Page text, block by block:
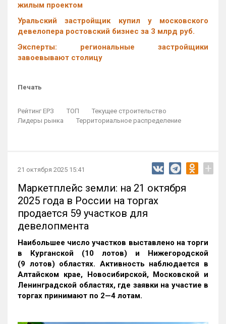
жилым проектом
Уральский застройщик купил у московского
девелопера ростовский бизнес за 3 млрд руб.
Эксперты: региональные застройщики
завоевывают столицу
Печать
Рейтинг ЕРЗ ТОП
Текущее строительство
Лидеры рынка
Территориальное распределение
21 октября 2025 15:41 +
Маркетплейс земли: на 21 октября
2025 года в России на торгах
продается 59 участков для
девелопмента
Наибольшее число участков выставлено на торги
в Курганской (10 лотов) и Нижегородской
(9 лотов) областях. Активность наблюдается в
Алтайском крае, Новосибирской, Московской и
Ленинградской областях, где заявки на участие в
торгах принимают по 2—4 лотам.